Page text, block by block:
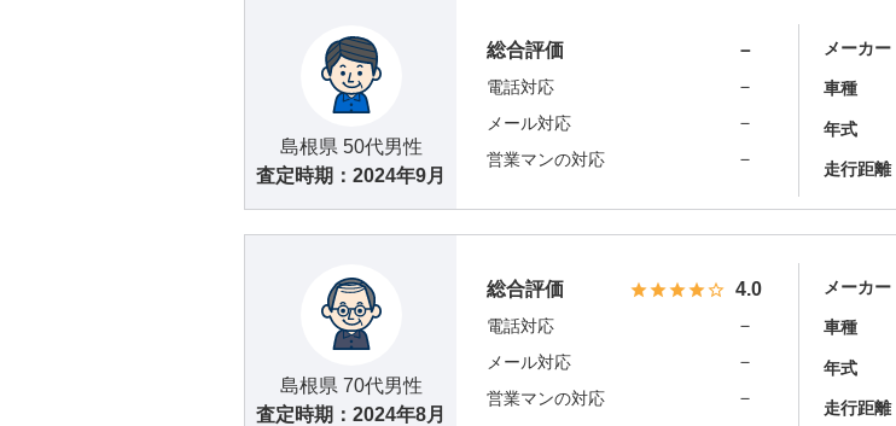
島根県 50代男性
査定時期： 2024年9月
総合評価 －
電話対応 －
メール対応 －
営業マンの対応 －
メーカー
車種
年式
走行距離
島根県 70代男性
査定時期： 2024年8月
総合評価 4.0
電話対応 －
メール対応 －
営業マンの対応 －
メーカー
車種
年式
走行距離